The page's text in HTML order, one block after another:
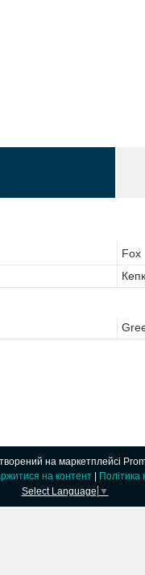
Fox
на маркетплейсі
на контент
Політика
Select Language ▼